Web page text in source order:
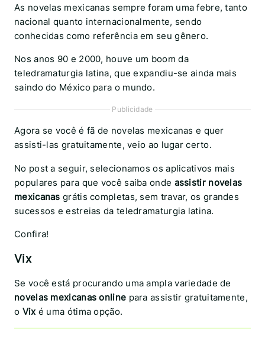
As novelas mexicanas sempre foram uma febre, tanto
nacional quanto internacionalmente, sendo
conhecidas como referência em seu gênero.
Nos anos 90 e 2000, houve um boom da
teledramaturgia latina, que expandiu-se ainda mais
saindo do México para o mundo.
Publicidade
Agora se você é fã de novelas mexicanas e quer
assisti-las gratuitamente, veio ao lugar certo.
No post a seguir, selecionamos os aplicativos mais
populares para que você saiba onde assistir novelas
mexicanas grátis completas, sem travar, os grandes
sucessos e estreias da teledramaturgia latina.
Confira!
Vix
Se você está procurando uma ampla variedade de
novelas mexicanas online para assistir gratuitamente,
o Vix é uma ótima opção.